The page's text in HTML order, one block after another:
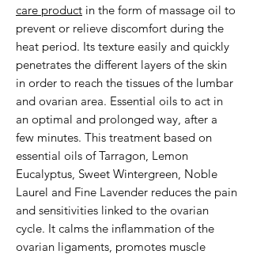
care product in the form of massage oil to
prevent or relieve discomfort during the
heat period. Its texture easily and quickly
penetrates the different layers of the skin
in order to reach the tissues of the lumbar
and ovarian area. Essential oils to act in
an optimal and prolonged way, after a
few minutes. This treatment based on
essential oils of Tarragon, Lemon
Eucalyptus, Sweet Wintergreen, Noble
Laurel and Fine Lavender reduces the pain
and sensitivities linked to the ovarian
cycle. It calms the inflammation of the
ovarian ligaments, promotes muscle